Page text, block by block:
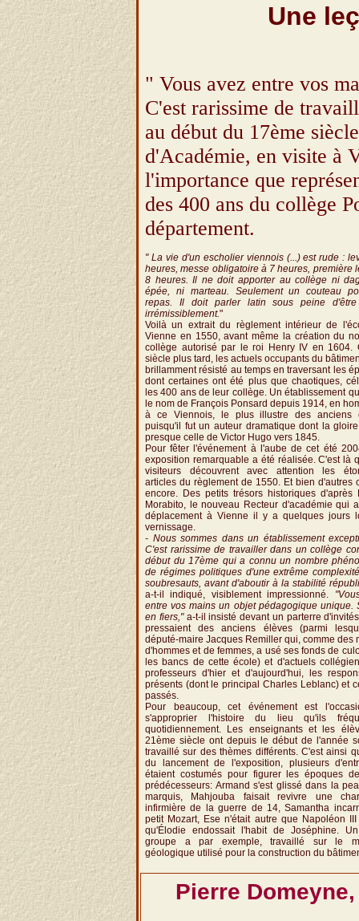
Une
" Vous avez entre vos
C'est rarissime de
au début du 17ème
d'Académie, en visite à
l'importance que
des 400 ans du collège
département.
" La vie d'un escholier viennois (...) est rude :
heures, messe obligatoire à 7 heures, première
8 heures. Il ne doit apporter au collège ni
épée, ni marteau. Seulement un couteau
repas. Il doit parler latin sous peine d'être
irrémissiblement."
Voilà un extrait du règlement intérieur de
Vienne en 1550, avant même la création du
collège autorisé par le roi Henry IV en 1604.
siècle plus tard, les actuels occupants du
brillamment résisté au temps en traversant les
dont certaines ont été plus que chaotiques,
les 400 ans de leur collège. Un établissement
le nom de François Ponsard depuis 1914, en
à ce Viennois, le plus illustre des anciens
puisqu'il fut un auteur dramatique dont la
presque celle de Victor Hugo vers 1845.
Pour fêter l'événement à l'aube de cet été
exposition remarquable a été réalisée. C'est là
visiteurs découvrent avec attention les
articles du règlement de 1550. Et bien d'autres
encore. Des petits trésors historiques d'après
Morabito, le nouveau Recteur d'académie qui
déplacement à Vienne il y a quelques jours
vernissage.
- Nous sommes dans un établissement
C'est rarissime de travailler dans un collège
début du 17ème qui a connu un nombre
de régimes politiques d'une extrême
soubresauts, avant d'aboutir à la stabilité
a-t-il indiqué, visiblement impressionné.
entre vos mains un objet pédagogique unique.
en fiers,"a-t-il insisté devant un parterre
pressaient des anciens élèves (parmi
député-maire Jacques Remiller qui, comme des
d'hommes et de femmes, a usé ses fonds de
les bancs de cette école) et d'actuels
professeurs d'hier et d'aujourd'hui, les
présents (dont le principal Charles Leblanc) et
passés.
Pour beaucoup, cet événement est
s'approprier l'histoire du lieu qu'ils
quotidiennement. Les enseignants et les
21ème siècle ont depuis le début de l'année
travaillé sur des thèmes différents. C'est ainsi
du lancement de l'exposition, plusieurs
étaient costumés pour figurer les époques
prédécesseurs: Armand s'est glissé dans la
marquis, Mahjouba faisait revivre une
infirmière de la guerre de 14, Samantha
petit Mozart, Ese n'était autre que Napoléon III
qu'Élodie endossait l'habit de Joséphine.
groupe a par exemple, travaillé sur le
géologique utilisé pour la construction du
Pierre